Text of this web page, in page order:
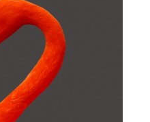
réussissent est
Présence. Cette
nos clients
eux.